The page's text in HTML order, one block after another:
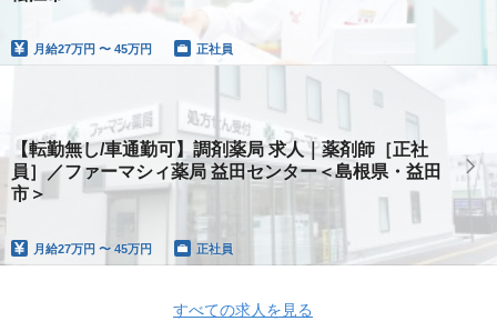
月給27万円 〜 45万円 正社員
【転勤無し/車通勤可】調剤薬局 求人｜薬剤師［正社
員］／ファーマシィ薬局 益田センター＜島根県・益田
市＞
月給27万円 〜 45万円 正社員
すべての求人を見る